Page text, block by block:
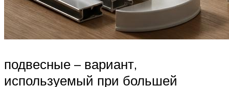
подвесные – вариант,
используемый при большей